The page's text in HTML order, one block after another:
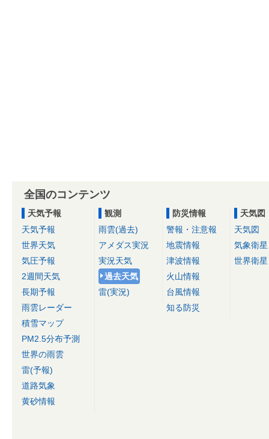
全国のコンテンツ
天気予報
天気予報
世界天気
気圧予報
2週間天気
長期予報
雨雲レーダー
積雪マップ
PM2.5分布予測
世界の雨雲
雷(予報)
道路気象
黄砂情報
観測
雨雲(過去)
アメダス実況
実況天気
過去天気
雷(実況)
防災情報
警報・注意報
地震情報
津波情報
火山情報
台風情報
知る防災
天気図
天気図
気象衛星
世界衛星